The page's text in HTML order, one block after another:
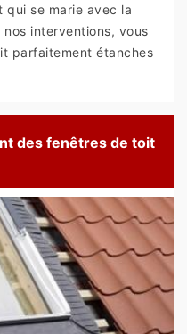
se marie avec la
interventions, vous
parfaitement étanches
des fenêtres de toit